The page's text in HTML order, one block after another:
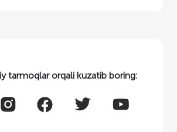
tarmoqlar orqali kuzatib boring: